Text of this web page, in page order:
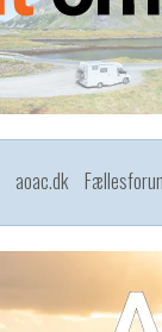
aoac.dk